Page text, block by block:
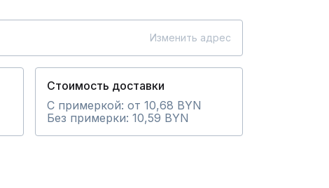
Изменить адрес
Стоимость доставки
С примеркой: от 10,68 BYN
Без примерки: 10,59 BYN